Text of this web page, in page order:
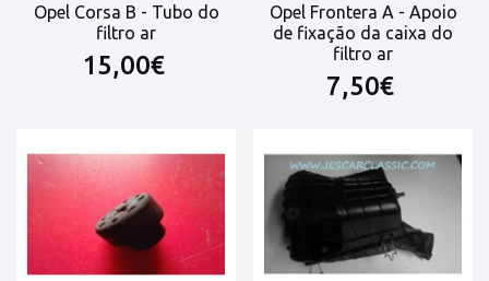
Opel Corsa B - Tubo do
filtro ar
15,00€
Opel Frontera A - Apoio
de fixação da caixa do
filtro ar
7,50€